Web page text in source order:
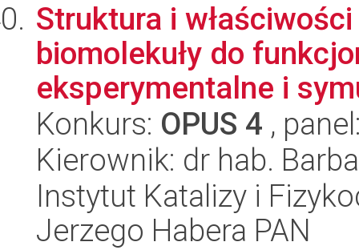
Struktura i
biomolekuły do
eksperymentalne i
Konkurs: OPUS 4 ,
Kierownik: dr hab.
Instytut Katalizy i
Jerzego Habera PAN